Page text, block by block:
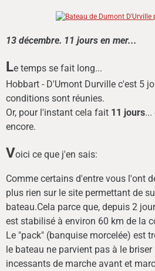
13 décembre. 11 jours en mer...
Le temps se fait long...
Hobbart - D'Umont Durville c'est 5
conditions sont réunies.
Or, pour l'instant cela fait 11 jours...
encore.
Voici ce que j'en sais:
Comme certains d'entre vous l'ont
plus rien sur le site permettant de
bateau.Cela parce que, depuis 2
est stabilisé à environ 60 km de la
Le "pack" (banquise morcelée) est
le bateau ne parvient pas à le
incessants de marche avant et